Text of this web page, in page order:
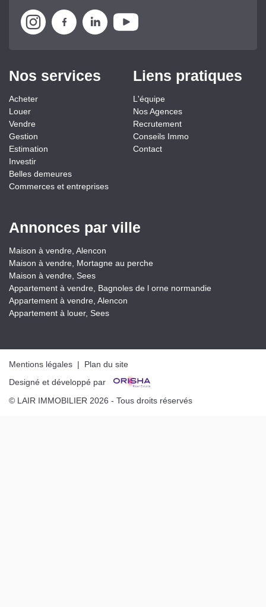
Nos services
Acheter
Louer
Vendre
Gestion
Estimation
Investir
Belles demeures
Commerces et entreprises
Liens pratiques
L'équipe
Nos Agences
Recrutement
Conseils Immo
Contact
Annonces par ville
Maison à vendre, Alencon
Maison à vendre, Mortagne au perche
Maison à vendre, Sees
Appartement à vendre, Bagnoles de l orne normandie
Appartement à vendre, Alencon
Appartement à louer, Sees
Mentions légales | Plan du site
Designé et développé par
© LAIR IMMOBILIER 2026 - Tous droits réservés